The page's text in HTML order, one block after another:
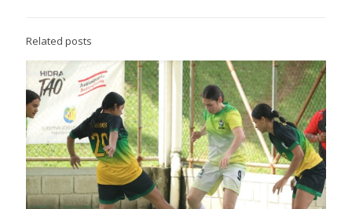
Related posts